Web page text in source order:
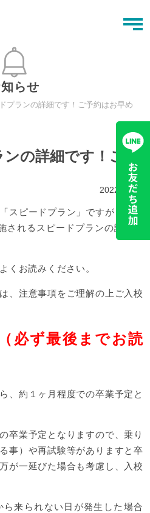
t
o
t
i
n
らせ
プランの詳細です！ご予約はお早め
の詳細です！ご予
2022.12.10
スピードプラン」ですが、令和
されるスピードプランの詳細で
くお読みください。
、注意事項をご理解の上ご入校
必ず最後までお読
、約１ヶ月程度での卒業予定と
卒業予定となりますので、乗り
事）や再試験等がありますと卒
が一延びた場合も考慮し、入校
ら来られない日が発生した場合